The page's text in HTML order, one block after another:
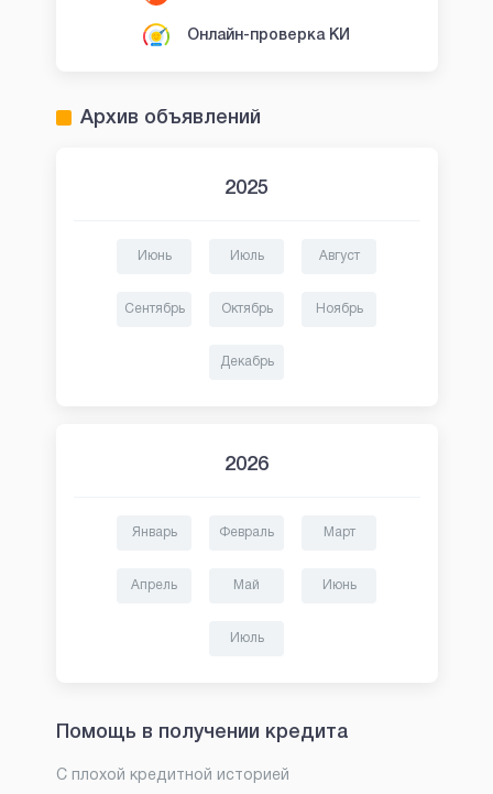
Онлайн-проверка КИ
Архив объявлений
2025
Июнь Июль Август
Сентябрь Октябрь Ноябрь
Декабрь
2026
Январь Февраль Март
Апрель Май Июнь
Июль
Помощь в получении кредита
С плохой кредитной историей